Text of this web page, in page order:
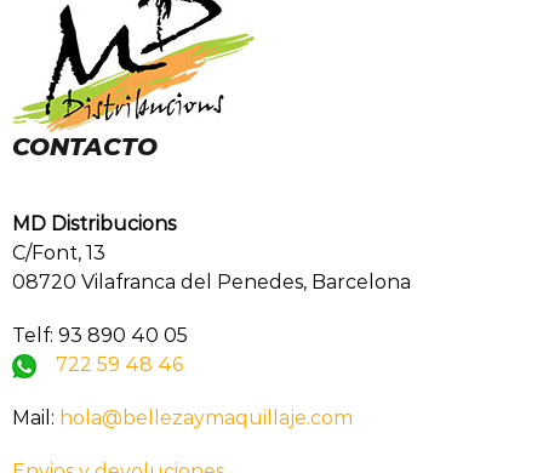
CONTACTO
MD Distribucions
C/Font, 13
08720 Vilafranca del Penedes, Barcelona
Telf: 93 890 40 05
722 59 48 46
Mail: hola@bellezaymaquillaje.com